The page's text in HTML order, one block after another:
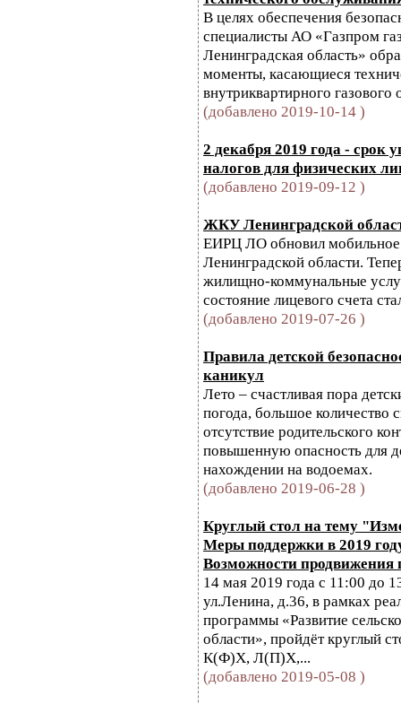
В целях обеспечения
специалисты АО «Газпром
Ленинградская область»
моменты, касающиеся
внутриквартирного газового
(добавлено 2019-10-14 )
2 декабря 2019 года -
налогов для физических
(добавлено 2019-09-12 )
ЖКУ Ленинградской
ЕИРЦ ЛО обновил мобильное
Ленинградской области.
жилищно-коммунальные
состояние лицевого счета
(добавлено 2019-07-26 )
Правила детской
каникул
Лето – счастливая пора
погода, большое количество
отсутствие родительского
повышенную опасность для
нахождении на водоемах.
(добавлено 2019-06-28 )
Круглый стол на тему
Меры поддержки в 2019
Возможности продвижения
14 мая 2019 года с 11:00 до
ул.Ленина, д.36, в рамках
программы «Развитие
области», пройдёт круглый
К(Ф)Х, Л(П)Х,...
(добавлено 2019-05-08 )